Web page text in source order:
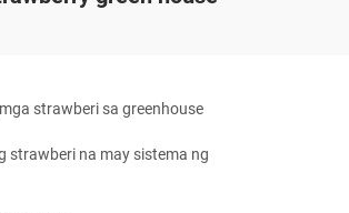
strawberi sa greenhouse
strawberi na may sistema ng